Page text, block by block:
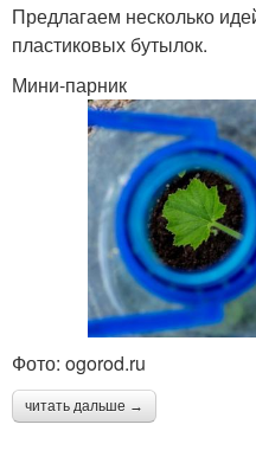
Предлагаем несколько
пластиковых бутылок.
Мини-парник
Фото: ogorod.ru
читать дальше →